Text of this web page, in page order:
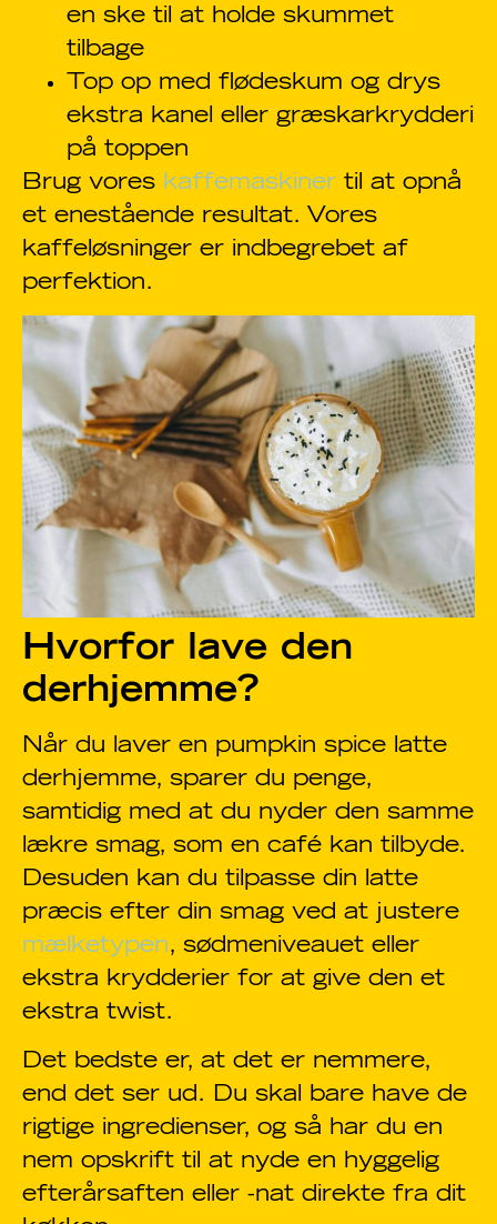
en ske til at holde skummet
tilbage
Top op med flødeskum og drys
ekstra kanel eller græskarkrydderi
på toppen
Brug vores kaffemaskiner til at opnå
et enestående resultat. Vores
kaffeløsninger er indbegrebet af
perfektion.
Hvorfor lave den
derhjemme?
Når du laver en pumpkin spice latte
derhjemme, sparer du penge,
samtidig med at du nyder den samme
lækre smag, som en café kan tilbyde.
Desuden kan du tilpasse din latte
præcis efter din smag ved at justere
mælketypen, sødmeniveauet eller
ekstra krydderier for at give den et
ekstra twist.
Det bedste er, at det er nemmere,
end det ser ud. Du skal bare have de
rigtige ingredienser, og så har du en
nem opskrift til at nyde en hyggelig
efterårsaften eller -nat direkte fra dit